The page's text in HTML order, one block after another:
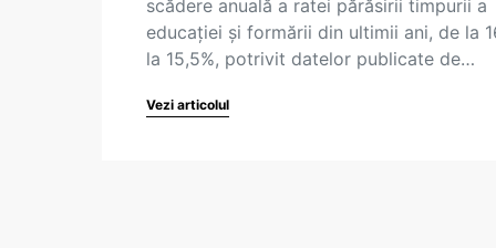
scădere anuală a ratei părăsirii timpurii a
educației și formării din ultimii ani, de la
la 15,5%, potrivit datelor publicate de…
Vezi articolul